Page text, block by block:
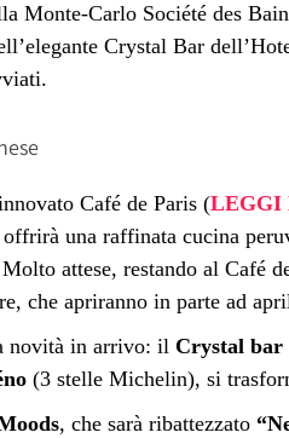
Monte-Carlo Société des
Crystal Bar
Café de Paris (LEGGI
una raffinata cucina
attese, restando al Café
che apriranno in parte ad
novità in arrivo: il Crystal bar
(3 stelle Michelin), si
, che sarà ribattezzato